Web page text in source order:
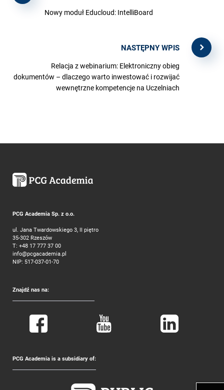
Nowy moduł Educloud: IntelliBoard
NASTĘPNY WPIS
Relacja z webinarium: Elektroniczny obieg
dokumentów – dlaczego warto inwestować i rozwijać
wewnętrzne kompetencje na Uczelniach
PCG Academia Sp. z o.o.
ul. Jana Twardowskiego 3, II piętro
35-302 Rzeszów
T: +48 17 777 37 00
info@pcgacademia.pl
NIP: 517-037-01-70
Znajdź nas na:
PCG Academia is a subsidiary of: